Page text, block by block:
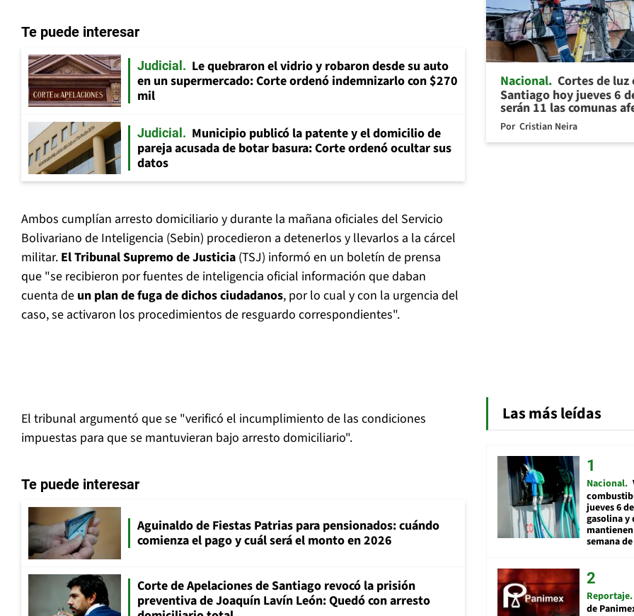
Te puede interesar
Judicial
Le quebraron el vidrio y robaron desde su auto
en un supermercado: Corte ordenó indemnizarlo con $270
mil
Judicial
Municipio publicó la patente y el domicilio de
pareja acusada de botar basura: Corte ordenó ocultar sus
datos
Ambos cumplían arresto domiciliario y durante la mañana oficiales del Servicio
Bolivariano de Inteligencia (Sebin) procedieron a detenerlos y llevarlos a la cárcel
militar. El Tribunal Supremo de Justicia (TSJ) informó en un boletín de prensa
que "se recibieron por fuentes de inteligencia oficial información que daban
cuenta de un plan de fuga de dichos ciudadanos, por lo cual y con la urgencia del
caso, se activaron los procedimientos de resguardo correspondientes".
El tribunal argumentó que se "verificó el incumplimiento de las condiciones
impuestas para que se mantuvieran bajo arresto domiciliario".
Te puede interesar
Aguinaldo de Fiestas Patrias para pensionados: cuándo
comienza el pago y cuál será el monto en 2026
Corte de Apelaciones de Santiago revocó la prisión
preventiva de Joaquín Lavín León: Quedó con arresto
Nacional Cortes de luz
Santiago hoy jueves 6
serán 11 las comunas
Por Cristian Neira
Las más leídas
Nacional
jueves 6
gasolina y
semana
Reportaje
de